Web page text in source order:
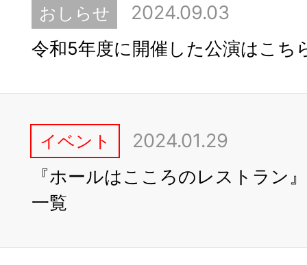
おしらせ 2024.09.03
令和5年度に開催した公演はこち
イベント 2024.01.29
『ホールはこころのレストラン
一覧